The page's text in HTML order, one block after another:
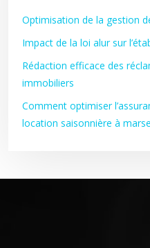
Optimisation de la gestion
Impact de la loi alur sur
Rédaction efficace des
immobiliers
Comment optimiser
location saisonnière à